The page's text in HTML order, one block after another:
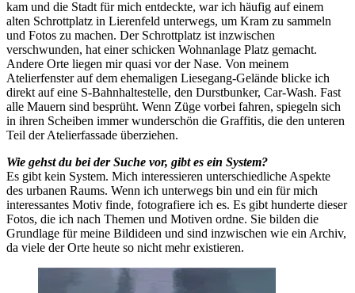
kam und die Stadt für mich entdeckte, war ich häufig auf einem
alten Schrottplatz in Lierenfeld unterwegs, um Kram zu sammeln
und Fotos zu machen. Der Schrottplatz ist inzwischen
verschwunden, hat einer schicken Wohnanlage Platz gemacht.
Andere Orte liegen mir quasi vor der Nase. Von meinem
Atelierfenster auf dem ehemaligen Liesegang-Gelände blicke ich
direkt auf eine S-Bahnhaltestelle, den Durstbunker, Car-Wash. Fast
alle Mauern sind besprüht. Wenn Züge vorbei fahren, spiegeln sich
in ihren Scheiben immer wunderschön die Graffitis, die den unteren
Teil der Atelierfassade überziehen.
Wie gehst du bei der Suche vor, gibt es ein System?
Es gibt kein System. Mich interessieren unterschiedliche Aspekte
des urbanen Raums. Wenn ich unterwegs bin und ein für mich
interessantes Motiv finde, fotografiere ich es. Es gibt hunderte dieser
Fotos, die ich nach Themen und Motiven ordne. Sie bilden die
Grundlage für meine Bildideen und sind inzwischen wie ein Archiv,
da viele der Orte heute so nicht mehr existieren.